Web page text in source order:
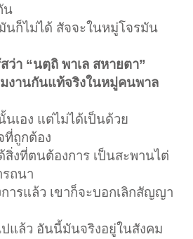
น
นก็ไม่ได้ สัจจะในหมู่โจรมัน
ว่า “นตฺถิ พาเล สหายตา”
งานกันแท้จริงในหมู่คนพาล
นเอง แต่ไม่ได้เป็นด้วย
ที่ถูกต้อง
สิ่งที่ตนต้องการ เป็นสะพานไต่
รถนา
ารแล้ว เขาก็จะบอกเลิกสัญญา
แล้ว อันนี้มันจริงอยู่ในสังคม